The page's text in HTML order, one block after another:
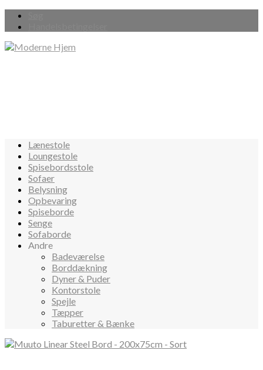
Lænestole
Loungestole
Spisebordsstole
Sofaer
Belysning
Opbevaring
Spiseborde
Senge
Sofaborde
Andre
Badeværelse
Borddækning
Dyner & Puder
Kontorstole
Spejle
Tæpper
Taburetter & Bænke